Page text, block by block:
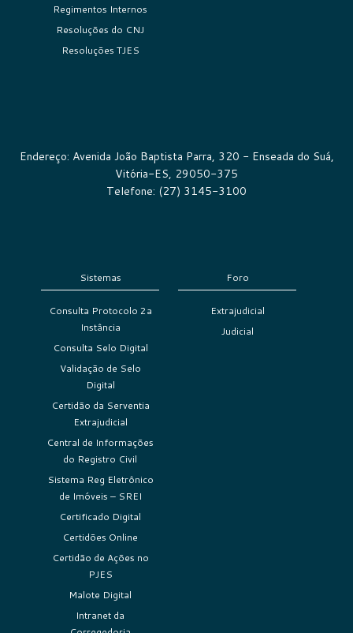
Regimentos Internos
Resoluções do CNJ
Resoluções TJES
Endereço: Avenida João Baptista Parra, 320 - Enseada do Suá,
Vitória-ES, 29050-375
Telefone: (27) 3145-3100
Sistemas
Consulta Protocolo 2a
Instância
Consulta Selo Digital
Validação de Selo
Digital
Certidão da Serventia
Extrajudicial
Central de Informações
do Registro Civil
Sistema Reg Eletrônico
de Imóveis – SREI
Certificado Digital
Certidões Online
Certidão de Ações no
PJES
Malote Digital
Intranet da
Foro
Extrajudicial
Judicial